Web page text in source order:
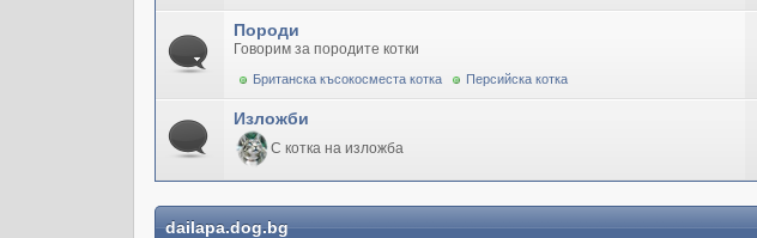
Породи
Говорим за породите котки
Британска късокосместа котка Персийска котка
Изложби
С котка на изложба
dailapa.dog.bg